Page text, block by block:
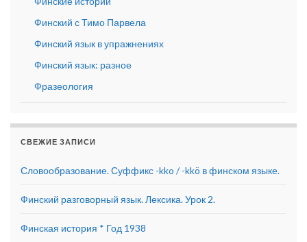
Финский с Тимо Парвела
Финский язык в упражнениях
Финский язык: разное
Фразеология
СВЕЖИЕ ЗАПИСИ
Словообразование. Суффикс -kko / -kkö в финском языке.
Финский разговорный язык. Лексика. Урок 2.
Финская история * Год 1938